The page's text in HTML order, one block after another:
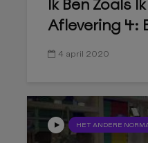
Ik Ben Zoals
Aflevering 4:
4 april 2020
HET ANDERE